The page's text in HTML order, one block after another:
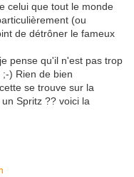
celui que tout le monde
(ou
de détrôner le fameux
pense qu'il n'est pas trop
) Rien de bien
se trouve sur la
Spritz ?? voici la